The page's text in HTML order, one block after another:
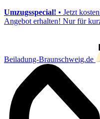
Umzugsspecial! • Jetzt
Angebot erhalten! Nur für
Beiladung-Braunschweig.de